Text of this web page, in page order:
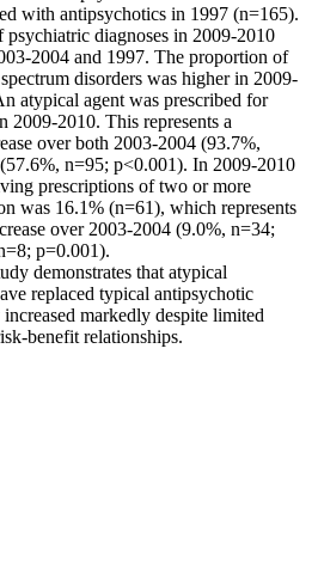
with antipsychotics in 1997 (n=165).
diagnoses in 2009-2010
2004 and 1997. The proportion of
disorders was higher in 2009-
atypical agent was prescribed for
2009-2010. This represents a
over both 2003-2004 (93.7%,
n=95; p<0.001). In 2009-2010
prescriptions of two or more
was 16.1% (n=61), which represents
over 2003-2004 (9.0%, n=34;
p=0.001).
demonstrates that atypical
replaced typical antipsychotic
markedly despite limited
benefit relationships.